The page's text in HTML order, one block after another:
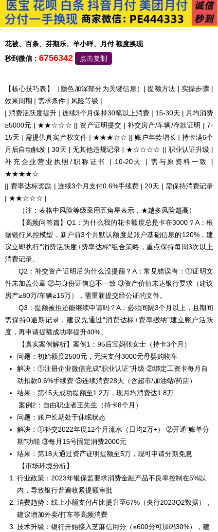
花被、百条、芬期乐、羊小咩、月付 额度换现
秒到微信： 6756342 点击复制
【核心技巧表】（颜色加深部分为关键信息）| 提额方法 | 实操步骤 |
效果周期 | 需求条件 | 风险等级 |
| 消费活跃度提升 | 连续3个月保持30笔以上消费 | 15-30天 | 月均消费
≥5000元 | ★★☆☆☆ || 资产证明提交 | 补交房产/车辆/存款证明 | 7-
15天 | 需提供真实产权文件 | ★★★☆☆ || 账户年龄增长 | 持卡满6个
月后自动触发 | 30天 | 无其他违规记录 | ★☆☆☆☆ || 职业认证升级 |
补充企业营业执照/职称证书 | 10-20天 | 需与原资料一致 |
★★★★☆
|| 费率达标奖励 | 连续3个月支付0.6%手续费 | 20天 | 需保持消费记录
| ★★☆☆☆ |
（注：表格中风险等级采用五角星表示，★越多风险越高）
【高频问答篇】Q1：为什么我的花卡额度总是卡在3000？A：根
据银行风控模型，新户前3个月默认额度是账户基础信息的120%，建
议立即执行"消费活跃度+费率达标"组合策略，重点保持每周3次以上
消费记录。
Q2：补交资产证明后为什么没提额？A：常见错误有：①证明文
件未加盖公章 ②与身份证信息不一致 ③资产价值未达银行要求（建议
房产≥80万/车辆≥15万），需重新提交经公证的文件。
Q3：提额被拒还能继续申请吗？A：必须间隔3个月以上，且期间
需保持0逾期记录，建议先通过"消费达标+费率缴纳"建立账户活跃
度，再申请提额成功率提升40%。
【真实案例解析】案例1：95后宝妈张女士（持卡3个月）
问题：初始额度2500元，无法支付3000元母婴购物车
解决：①注册企业微信完成"职业认证"升级 ②绑定工资卡每月自
动扣款0.6%手续费 ③连续消费28天（含超市/加油站/药店）
结果：第45天成功提额至1.2万，现月均消费达1.8万
案例2：自由职业者王先生（持卡8个月）
问题：账户长期处于休眠状态
解决：①补交2022年度12个月流水（日均2万+） ②开通"账单分
期"功能 ③每月15号固定消费2000元
结果：第18天通过资产证明提额至5万，现可申请分期免息
【市场环境分析】
行业政策：2023年银保监要求消费金融产品不良率控制在5%以
内，导致银行普遍收紧提额审批
消费趋势：线上小额支付占比提升至67%（央行2023Q2数据），
建议增加外卖/打车等高频消费
技术升级：银行开始接入芝麻信用分（≥600分可加码30%），建